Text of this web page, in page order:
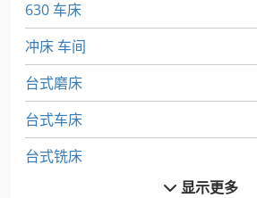
630 车床
冲床 车间
台式磨床
台式车床
台式铣床
显示更多